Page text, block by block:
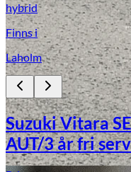
Laga stenskott
hybrid
Finns i
Laholm
Suzuki Vitara
AUT/3 år fri